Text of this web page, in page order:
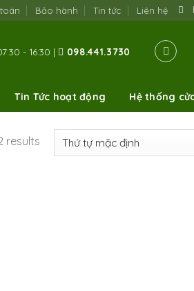
Bảo hành Tin tức Liên hệ
- 16:30 | 098.441.3730
Tin Tức hoạt động Hệ thống
results